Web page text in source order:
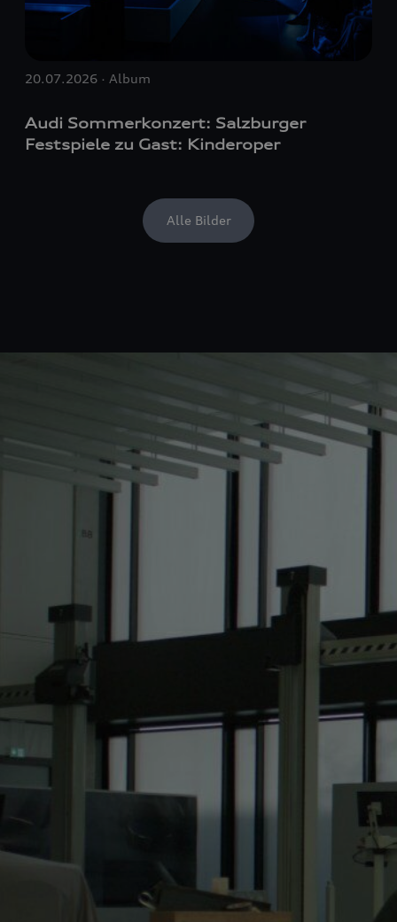
Alle Bilder
20.07.2026 · Album
Audi Sommerkonzert: Salzburger
Festspiele zu Gast: Kinderoper